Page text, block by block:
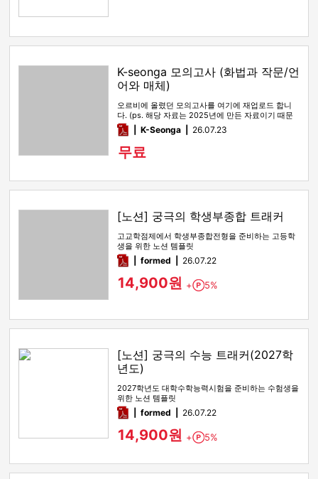
K-seonga 모의고사 (화법과 작문/언
어와 매체)
오르비에 올렸던 모의고사를 여기에 재업로드 합니
다. (ps. 해당 자료는 2025년에 만든 자료이기 때문
에, 올해 수능특강 …
pdfK-Seonga 26.07.23
무료
[노션] 궁극의 학생부종합 트래커
고교학점제에서 학생부종합전형을 준비하는 고등학
생을 위한 노션 템플릿
pdfformed 26.07.22
14,900원 + Point
5%
[노션] 궁극의 수능 트래커(2027학
년도)
2027학년도 대학수학능력시험을 준비하는 수험생을
위한 노션 템플릿
pdfformed 26.07.22
14,900원 + Point
5%